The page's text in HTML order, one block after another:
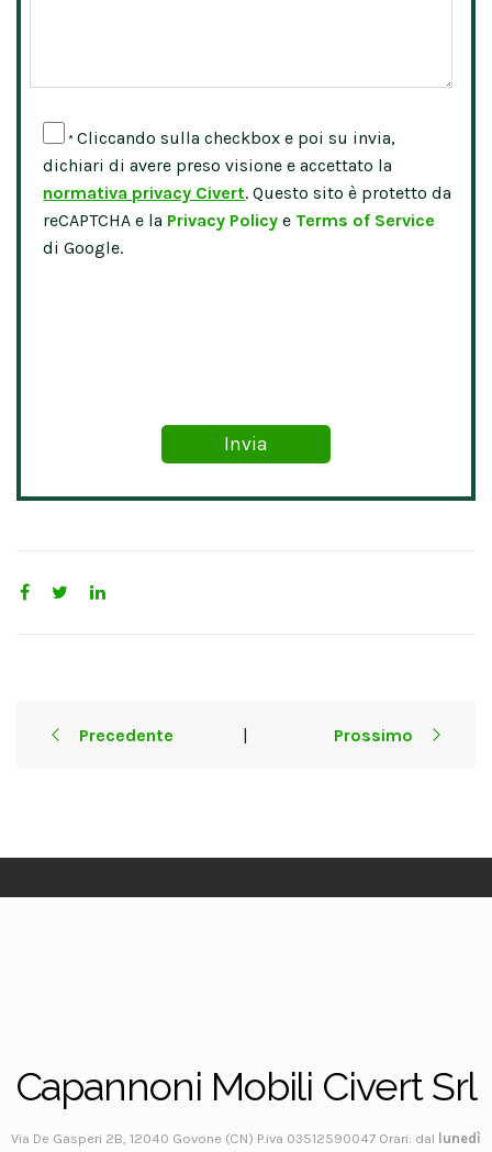
*Cliccando sulla checkbox e poi su invia,
dichiari di avere preso visione e accettato la
normativa privacy Civert. Questo sito è protetto da
reCAPTCHA e la Privacy Policy e Terms of Service
di Google.
navigationPrecedente | Prossimo
Capannoni Mobili Civert Srl
Via De Gasperi 2B, 12040 Govone (CN) P.iva 03512590047 Orari: dal lunedì